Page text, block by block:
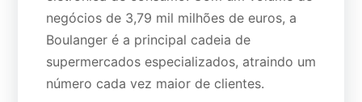
negócios de 3,79 mil milhões de euros, a
Boulanger é a principal cadeia de
supermercados especializados, atraindo um
número cada vez maior de clientes.